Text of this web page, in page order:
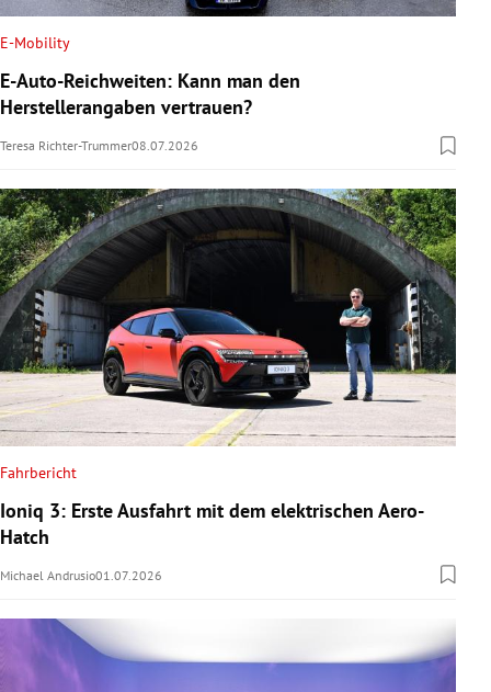
E-Mobility
E-Auto-Reichweiten: Kann man den
Herstellerangaben vertrauen?
Teresa Richter-Trummer08.07.2026
Fahrbericht
Ioniq 3: Erste Ausfahrt mit dem elektrischen Aero-
Hatch
Michael Andrusio01.07.2026